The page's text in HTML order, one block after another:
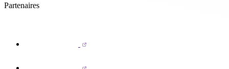
Partenaires